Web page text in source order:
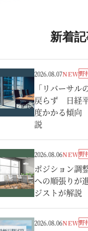
新着
2026.08.07NEW野
「リバーサ
戻らず 日経
度かかる傾向
説
2026.08.06NEW野
ポジション調
への順張りが
ジストが解説
2026.08.06NEW野